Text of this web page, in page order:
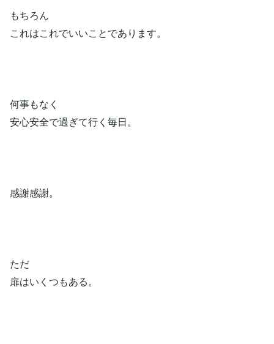
もちろん
これはこれでいいことであります。
何事もなく
安心安全で過ぎて行く毎日。
感謝感謝。
ただ
扉はいくつもある。